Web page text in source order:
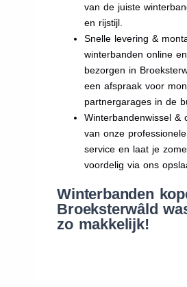
van de juiste
en rijstijl.
Snelle levering &
winterbanden online
bezorgen in
een afspraak voor
partnergarages in de
Winterbandenwissel &
van onze
service en laat je
voordelig via ons
Winterbanden
Broeksterwâld
zo makkelijk!